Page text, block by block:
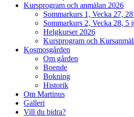
Kursprogram och anmälan 2026
Sommarkurs 1, Vecka 27,
Sommarkurs 2, Vecka 28,
Helgkurser 2026
Kursprogram och
Kosmosgården
Om gården
Boende
Bokning
Historik
Om Martinus
Galleri
Vill du bidra?